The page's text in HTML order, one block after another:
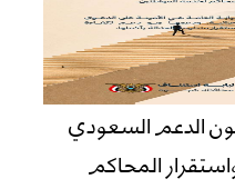
الدعم السعودي
المحاكم